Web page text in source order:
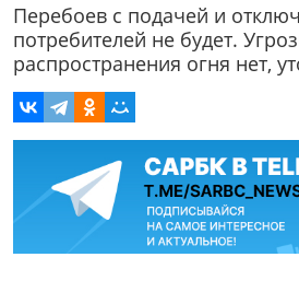
Перебоев с подачей и
потребителей не будет.
распространения огня нет,